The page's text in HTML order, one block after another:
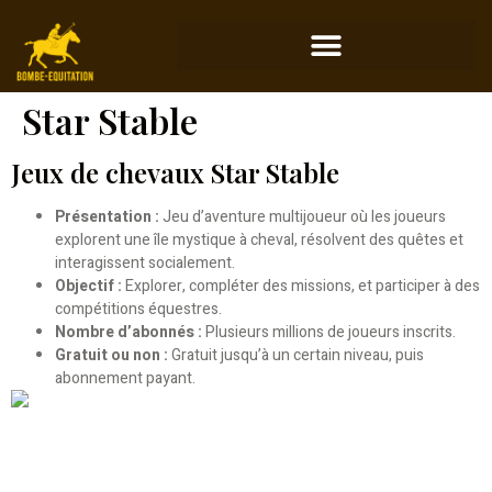
Star Stable
Jeux de chevaux Star Stable
Présentation :Jeu d’aventure multijoueur où les joueurs
explorent une île mystique à cheval, résolvent des quêtes et
interagissent socialement.
Objectif :Explorer, compléter des missions, et participer à des
compétitions équestres.
Nombre d’abonnés :Plusieurs millions de joueurs inscrits.
Gratuit ou non :Gratuit jusqu’à un certain niveau, puis
abonnement payant.